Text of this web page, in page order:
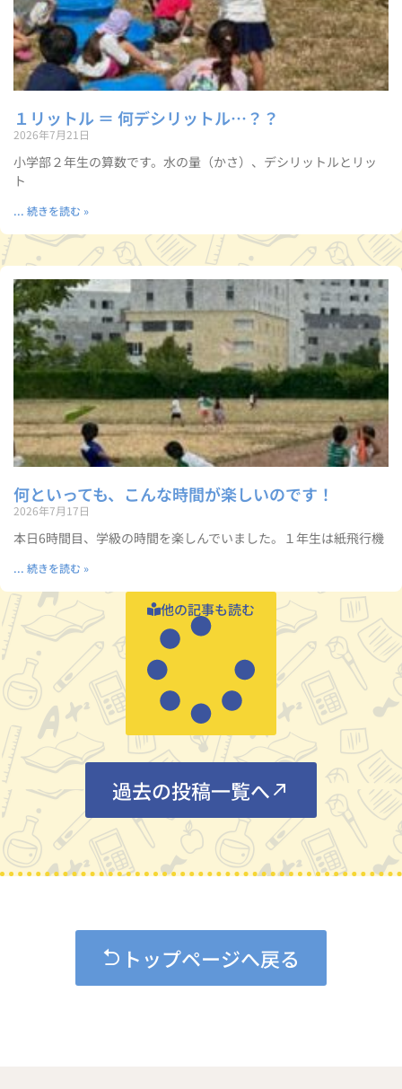
１リットル ＝ 何デシリットル…？？
2026年7月21日
小学部２年生の算数です。水の量（かさ）、デシリットルとリッ
ト
... 続きを読む »
何といっても、こんな時間が楽しいのです！
2026年7月17日
本日6時間目、学級の時間を楽しんでいました。１年生は紙飛行機
... 続きを読む »
他の記事も読む
過去の投稿一覧へ
トップページへ戻る